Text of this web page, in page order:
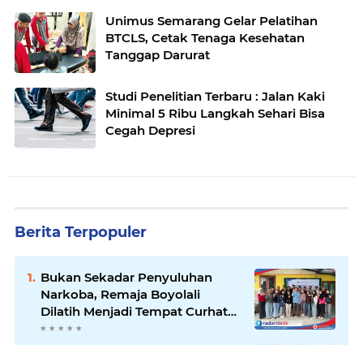
Unimus Semarang Gelar Pelatihan
BTCLS, Cetak Tenaga Kesehatan
Tanggap Darurat
Studi Penelitian Terbaru : Jalan Kaki
Minimal 5 Ribu Langkah Sehari Bisa
Cegah Depresi
Berita Terpopuler
Bukan Sekadar Penyuluhan
Narkoba, Remaja Boyolali
Dilatih Menjadi Tempat Curhat
yang Aman bagi Temannya